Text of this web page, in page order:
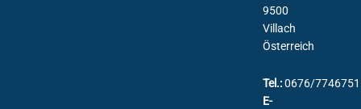
9500
Villach
Österreich
Tel.:0676/7746751
E-